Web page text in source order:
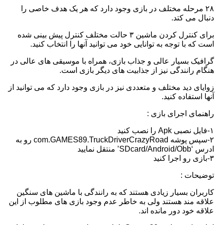
۲۸ مرحله مختلف در بازی وجود دارد که هر یک هدف خاصی را
دنبال می کتد.
برای کنترل کردن ماشین ۳ حالت مختلف کنترل پیش بینی شده
است که با توجه به توانایی خود می توانید آنها را انتخاب کنید.
گرافیک بسیار عالی و جذاب بازی، همراه با موسیقی های عالی در
هنگام رانندگی نیز از جذابیت های دیگر بازی است.
زوایای دید مختلف و متعددی نیز در بازی وجود دارد که می توانید از
آنها استفاده کنید.
راهنمای اجرای بازی :
۱-فایل نصبی Apk را نصب کنید
۲-سپس پوشه com.GAMES89.TruckDriverCrazyRoad رو به
ادرس ‘SDcard/Android/Obb’ منتقل نمایید
۳-بازی رو اجرا کنید
توضیحات :
کاربران بسیار زیادی هستند که به رانندگی با ماشین های سنگین
علاقه مند هستند ولی به خاطر عدم وجود بازی های مطلوب از این
علاقه خود دور مانده اند.